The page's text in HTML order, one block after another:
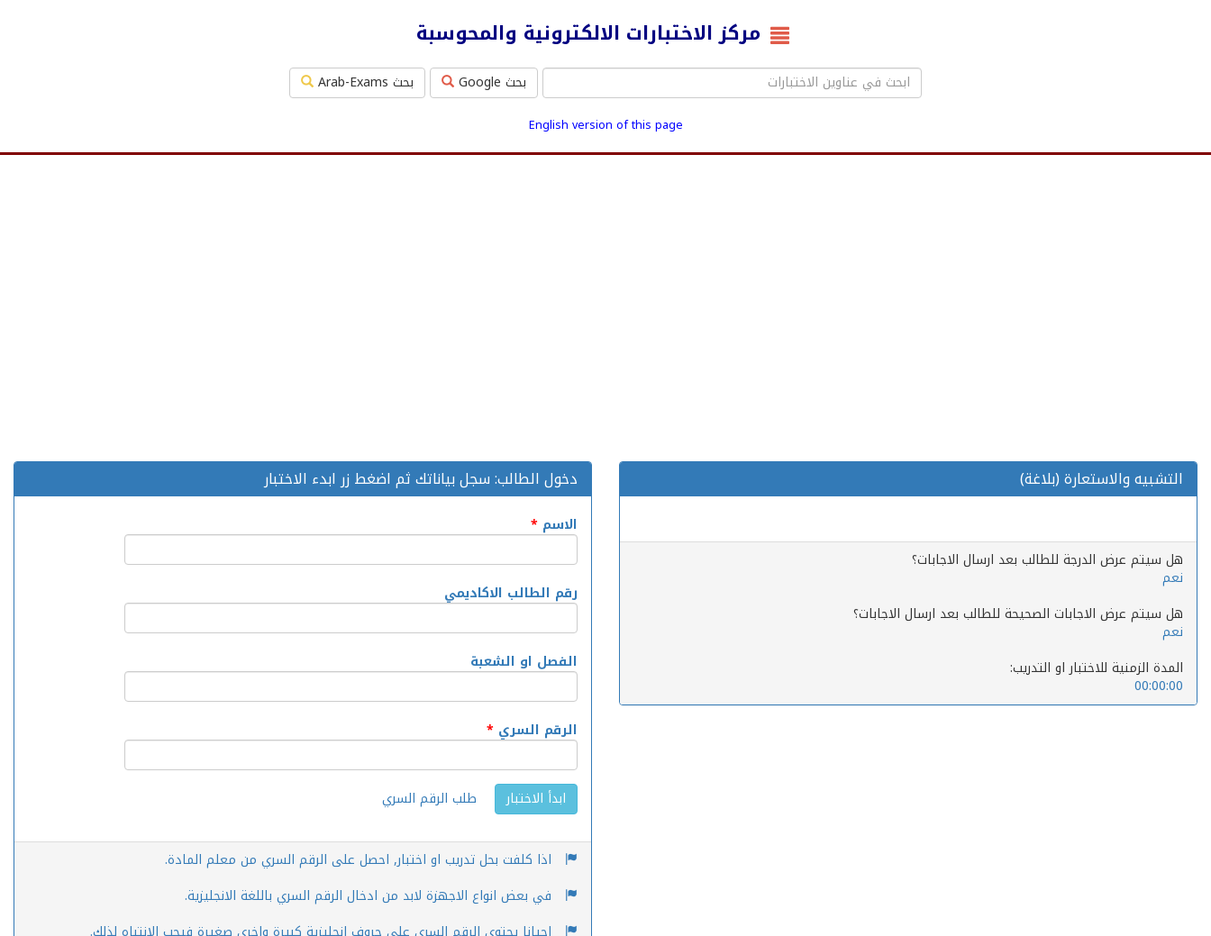
مركز الاختبارات الالكترونية والمحوسبة
بحث Google بحث Arab-Exams
English version of this page
التشبيه والاستعارة (بلاغة)
هل سيتم عرض الدرجة للطالب بعد ارسال الاجابات؟
نعم
هل سيتم عرض الاجابات الصحيحة للطالب بعد ارسال الاجابات؟
نعم
المدة الزمنية للاختبار او التدريب:
00:00:00
دخول الطالب: سجل بياناتك ثم اضغط زر ابدء الاختبار
الاسم *
رقم الطالب الاكاديمي
الفصل او الشعبة
الرقم السري *
ابدأ الاختبار طلب الرقم السري
اذا كلفت بحل تدريب او اختبار, احصل على الرقم السري من معلم المادة.
في بعض انواع الاجهزة لابد من ادخال الرقم السري باللغة الانجليزية.